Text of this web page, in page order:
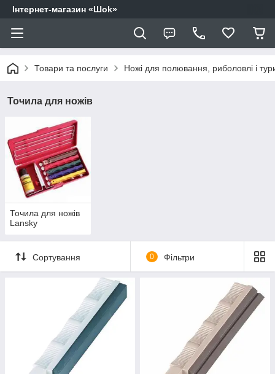
Інтернет-магазин «Шоk»
Товари та послуги Ножі для полювання, риболовлі і
Точила для ножів
Точила для ножів
Lansky
Сортування 0 Фільтри